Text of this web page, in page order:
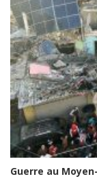
Guerre au